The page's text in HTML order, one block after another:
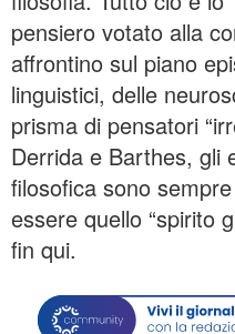
pensiero votato alla
affrontino sul piano
linguistici, delle
prisma di pensatori
Derrida e Barthes, gli
filosofica sono
essere quello “spirito
fin qui.